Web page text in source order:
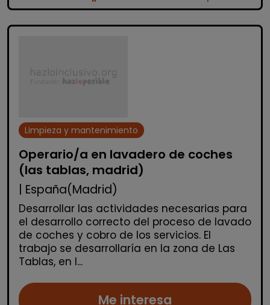
Limpieza y mantenimiento
Operario/a en lavadero de coches
(las tablas, madrid)
| España(Madrid)
Desarrollar las actividades necesarias para
el desarrollo correcto del proceso de lavado
de coches y cobro de los servicios. El
trabajo se desarrollaría en la zona de Las
Tablas, en l...
Me interesa